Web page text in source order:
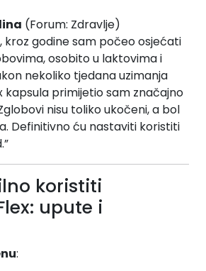
(Forum: Zdravlje)
kroz godine sam počeo osjećati
osobito u laktovima i
nekoliko tjedana uzimanja
kapsula primijetio sam značajno
nisu toliko ukočeni, a bol
Definitivno ću nastaviti koristiti
koristiti
upute i
: